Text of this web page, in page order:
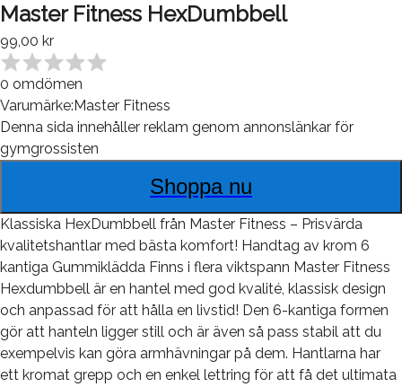
Master Fitness HexDumbbell
99,00 kr
0 omdömen
Varumärke:Master Fitness
Denna sida innehåller reklam genom annonslänkar för
gymgrossisten
Shoppa nu
Klassiska HexDumbbell från Master Fitness – Prisvärda
kvalitetshantlar med bästa komfort! Handtag av krom 6
kantiga Gummiklädda Finns i flera viktspann Master Fitness
Hexdumbbell är en hantel med god kvalité, klassisk design
och anpassad för att hålla en livstid! Den 6-kantiga formen
gör att hanteln ligger still och är även så pass stabil att du
exempelvis kan göra armhävningar på dem. Hantlarna har
ett kromat grepp och en enkel lettring för att få det ultimata